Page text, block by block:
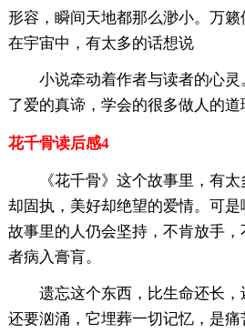
形容，瞬间天地都那么渺小。万
在宇宙中，有太多的话想说
小说牵动着作者与读者的心
了爱的真谛，学会的很多做人的道
花千骨读后感4
《花千骨》这个故事里，有
却固执，美好却绝望的爱情。可是
故事里的人仍会坚持，不肯放手
者病入膏肓。
遗忘这个东西，比生命还长，
还要汹涌，它埋葬一切记忆，是